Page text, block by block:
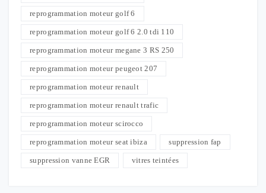
reprogrammation moteur golf 6
reprogrammation moteur golf 6 2.0 tdi 110
reprogrammation moteur megane 3 RS 250
reprogrammation moteur peugeot 207
reprogrammation moteur renault
reprogrammation moteur renault trafic
reprogrammation moteur scirocco
reprogrammation moteur seat ibiza suppression fap
suppression vanne EGR vitres teintées